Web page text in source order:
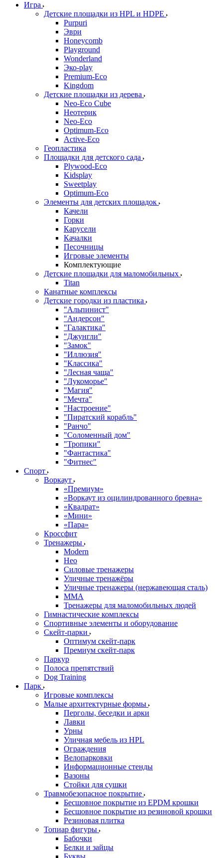
Игра
Детские площадки из HPL и HDPE
Purpuri
Эври
Honeycomb
Playground
Wonderland
Эко-play
Premium-Eco
Kingdom
Детские площадки из дерева
Neo-Eco Cube
Неотерик
Neo-Eco
Оptimum-Еco
Active-Eco
Геопластика
Площадки для детского сада
Plywood-Eco
Kidsplay
Sweetplay
Оptimum-Еco
Элементы для детских площадок
Качели
Горки
Карусели
Качалки
Песочницы
Игровые элементы
Комплектующие
Детские площадки для маломобильных
Titan
Канатные комплексы
Детские городки из пластика
"Альпинист"
"Андерсон"
"Галактика"
"Джунгли"
"Замок"
"Иллюзия"
"Классика"
"Лесная чаща"
"Лукоморье"
"Магия"
"Мечта"
"Настроение"
"Пиратский корабль"
"Ранчо"
"Соломенный дом"
"Тропики"
"Фантастика"
"Фитнес"
Спорт
Воркаут
«Премиум»
«Воркаут из оцилиндрованного бревна»
«Квадрат»
«Мини»
«Пара»
Кроссфит
Тренажеры
Modern
Нео
Силовые тренажеры
Уличные тренажёры
Уличные тренажеры (нержавеющая сталь)
ММА
Тренажеры для маломобильных людей
Гимнастические комплексы
Спортивные элементы и оборудование
Скейт-парки
Оптимум скейт-парк
Премиум скейт-парк
Паркур
Полоса препятствий
Dog Training
Парк
Игровые комплексы
Малые архитектурные формы
Перголы, беседки и арки
Лавки
Урны
Уличная мебель из HPL
Ограждения
Велопарковки
Информационные стенды
Вазоны
Стойки для сушки
Травмобезопасное покрытие
Бесшовное покрытие из EPDM крошки
Бесшовное покрытие из резиновой крошки
Резиновая плитка
Топиар фигуры
Бабочки
Белки и зайцы
Буквы